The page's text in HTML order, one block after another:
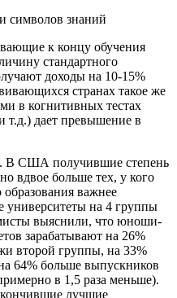
к концу обучения
стандартного
доходы на 10-15%
странах такое же
в когнитивных тестах
т.д.) дает превышение в
В США получившие степень
вдвое больше тех, у кого
образования важнее
университеты на 4 группы
выяснили, что юноши-
зарабатывают на 26%
второй группы, на 33%
64% больше выпускников
в 1,5 раза меньше).
лучшие